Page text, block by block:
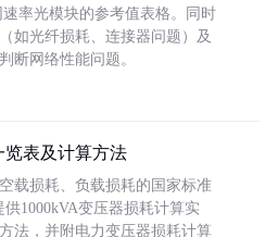
率光模块的参考值表格。同时
如光纤损耗、连接器问题）及
断网络性能问题。
表及计算方法
载损耗、负载损耗的国家标准
供1000kVA变压器损耗计算实
法，并附电力变压器损耗计算